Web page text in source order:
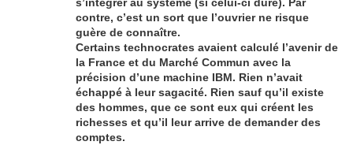
contre, c’est un sort que l’ouvrier ne risque
guère de connaître.
Certains technocrates avaient calculé l’avenir de
la France et du Marché Commun avec la
précision d’une machine IBM. Rien n’avait
échappé à leur sagacité. Rien sauf qu’il existe
des hommes, que ce sont eux qui créent les
richesses et qu’il leur arrive de demander des
comptes.